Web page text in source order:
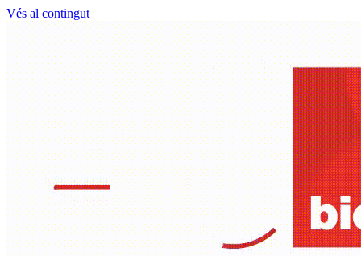
Vés al contingut